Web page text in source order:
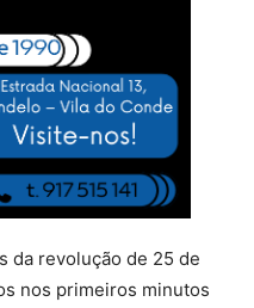
da revolução de 25 de
nos primeiros minutos